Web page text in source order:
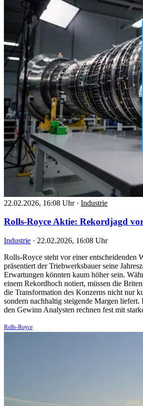
22.02.2026, 16:08 Uhr · Industrie
Rolls-Royce Aktie: Rekordjagd
Industrie · 22.02.2026, 16:08 Uhr
Rolls-Royce steht vor einer entscheidenden
präsentiert der Triebwerksbauer seine
Erwartungen könnten kaum höher sein.
einem Rekordhoch notiert, müssen die
die Transformation des Konzerns nicht nur
sondern nachhaltig steigende Margen liefert.
den Gewinn Analysten rechnen fest mit
Rolls-Royce